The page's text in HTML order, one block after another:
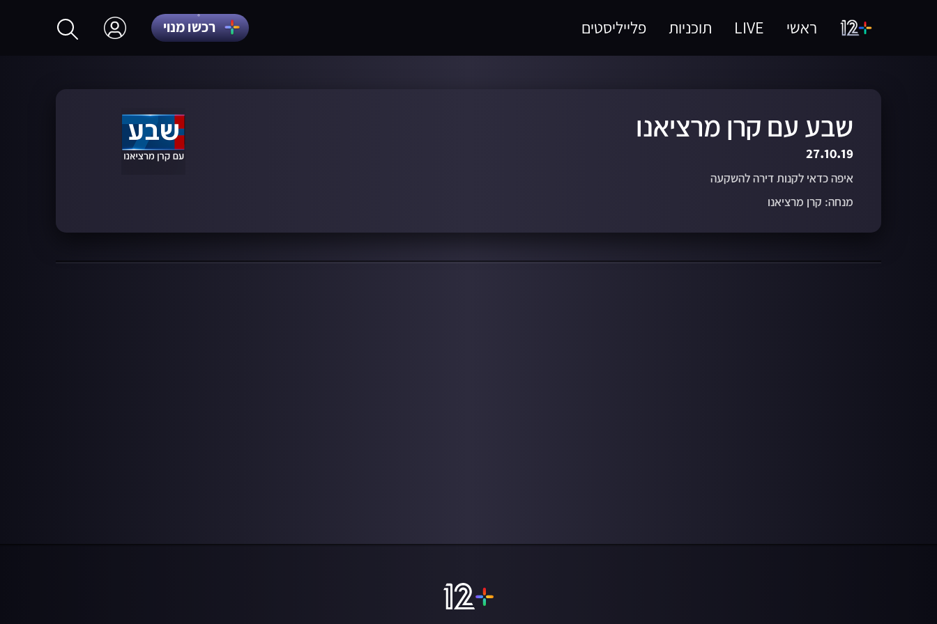
ראשי LIVE תוכניות פלייליסטים רכשו מנוי
שבע עם קרן מרציאנו
27.10.19
איפה כדאי לקנות דירה להשקעה
מנחה: קרן מרציאנו